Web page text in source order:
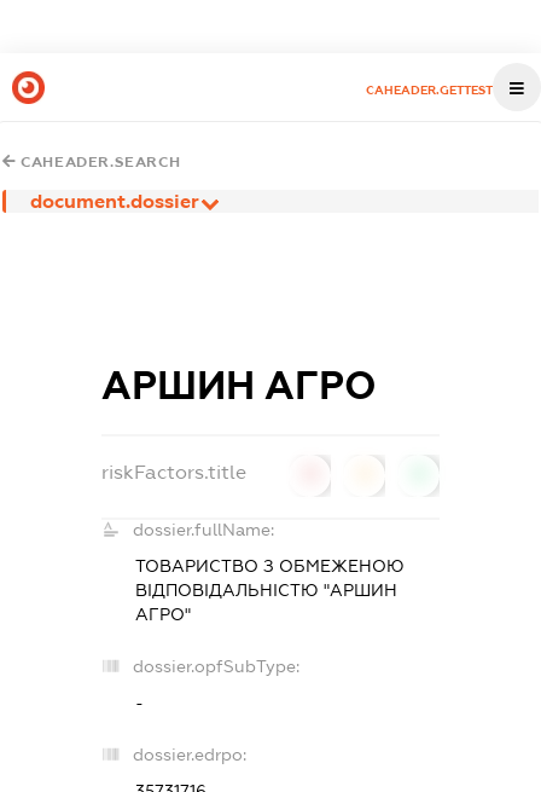
CAHEADER.GETTEST
CAHEADER.SEARCH
document.dossier
АРШИН АГРО
riskFactors.title
dossier.fullName:
ТОВАРИСТВО З ОБМЕЖЕНОЮ
ВІДПОВІДАЛЬНІСТЮ "АРШИН
АГРО"
dossier.opfSubType:
-
dossier.edrpo: